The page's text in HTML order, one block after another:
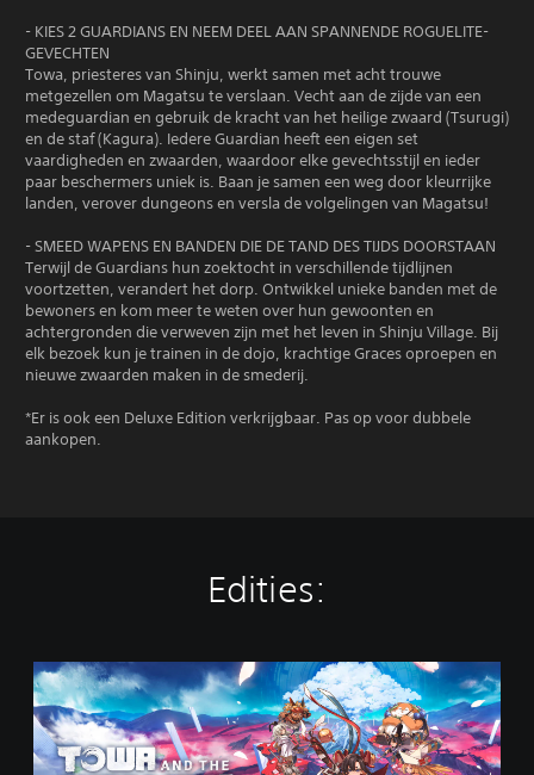
- KIES 2 GUARDIANS EN NEEM DEEL AAN SPANNENDE ROGUELITE-
GEVECHTEN
Towa, priesteres van Shinju, werkt samen met acht trouwe
metgezellen om Magatsu te verslaan. Vecht aan de zijde van een
medeguardian en gebruik de kracht van het heilige zwaard (Tsurugi)
en de staf (Kagura). Iedere Guardian heeft een eigen set
vaardigheden en zwaarden, waardoor elke gevechtsstijl en ieder
paar beschermers uniek is. Baan je samen een weg door kleurrijke
landen, verover dungeons en versla de volgelingen van Magatsu!
- SMEED WAPENS EN BANDEN DIE DE TAND DES TIJDS DOORSTAAN
Terwijl de Guardians hun zoektocht in verschillende tijdlijnen
voortzetten, verandert het dorp. Ontwikkel unieke banden met de
bewoners en kom meer te weten over hun gewoonten en
achtergronden die verweven zijn met het leven in Shinju Village. Bij
elk bezoek kun je trainen in de dojo, krachtige Graces oproepen en
nieuwe zwaarden maken in de smederij.
*Er is ook een Deluxe Edition verkrijgbaar. Pas op voor dubbele
aankopen.
Edities:
S
t
a
n
d